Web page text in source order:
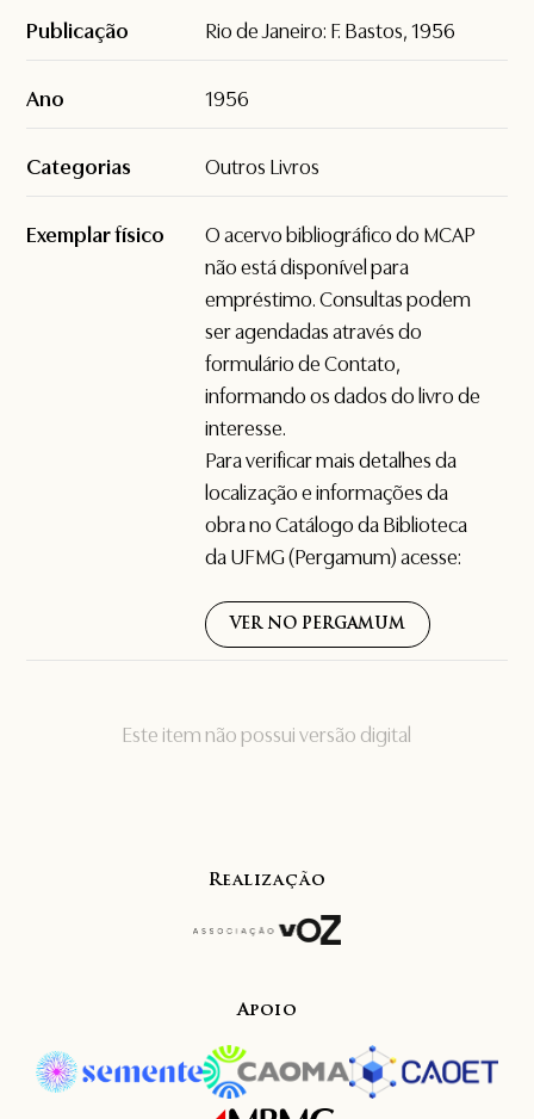
Este item não possui versão digital
Publicação Rio de Janeiro: F. Bastos, 1956
Ano 1956
Categorias Outros Livros
Exemplar físico
O acervo bibliográfico do MCAP
não está disponível para
empréstimo. Consultas podem
ser agendadas através do
formulário deContato,
informando os dados do livro de
interesse.
Para verificar mais detalhes da
localização e informações da
obra no Catálogo da Biblioteca
da UFMG (Pergamum) acesse:
VER NO PERGAMUM
Realização
Apoio